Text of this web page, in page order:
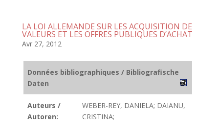
LA LOI ALLEMANDE SUR LES ACQUISITION DE
VALEURS ET LES OFFRES PUBLIQUES D’ACHAT
Avr 27, 2012
Données bibliographiques / Bibliografische
Daten
Auteurs /
Autoren:
WEBER-REY, DANIELA; DAIANU,
CRISTINA;